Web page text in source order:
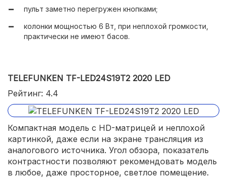
пульт заметно перегружен кнопками;
колонки мощностью 6 Вт, при неплохой громкости,
практически не имеют басов.
TELEFUNKEN TF-LED24S19T2 2020 LED
Рейтинг: 4.4
Компактная модель с HD-матрицей и неплохой
картинкой, даже если на экране трансляция из
аналогового источника. Угол обзора, показатель
контрастности позволяют рекомендовать модель
в любое, даже просторное, светлое помещение.